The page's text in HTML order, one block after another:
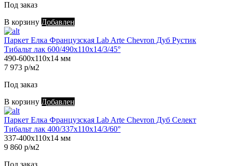
Под заказ
В корзину Добавлен
Паркет Елка Французская Lab Arte Chevron Дуб Рустик
Тибальт лак 600/490х110х14/3/45°
490-600х110х14 мм
7 973 р/м2
Под заказ
В корзину Добавлен
Паркет Елка Французская Lab Arte Chevron Дуб Селект
Тибальт лак 400/337х110х14/3/60°
337-400х110х14 мм
9 860 р/м2